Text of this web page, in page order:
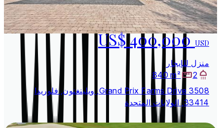
US$ 400,000USD
منزل للإيجار
2
840 m²
3508 Grand Prix Farms Drive, ويلينغتون, فلوريدا
33414, الولايات المتحدة